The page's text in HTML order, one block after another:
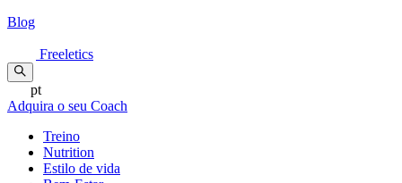
Blog
Freeletics
pt
Adquira o seu Coach
Treino
Nutrition
Estilo de vida